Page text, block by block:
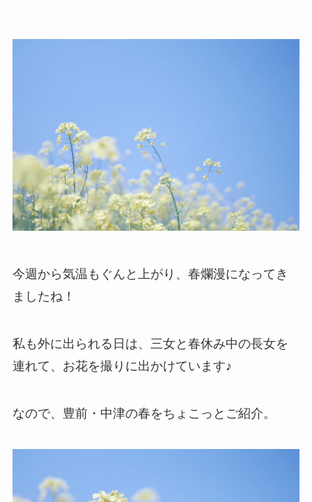
今週から気温もぐんと上がり、春爛漫になってき
ましたね！
私も外に出られる日は、三女と春休み中の長女を
連れて、お花を撮りに出かけています♪
なので、豊前・中津の春をちょこっとご紹介。